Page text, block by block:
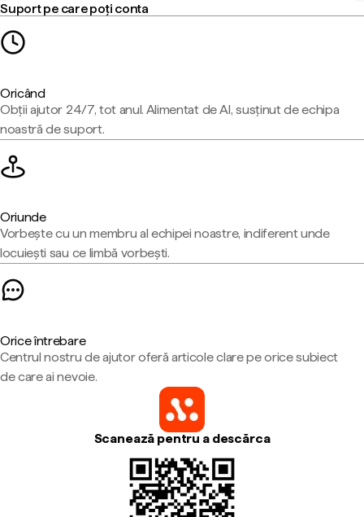
Suport pe care poți conta
Oricând
Obții ajutor 24/7, tot anul. Alimentat de AI, susținut de echipa
noastră de suport.
Oriunde
Vorbește cu un membru al echipei noastre, indiferent unde
locuiești sau ce limbă vorbești.
Orice întrebare
Centrul nostru de ajutor oferă articole clare pe orice subiect
de care ai nevoie.
Scanează pentru a descărca